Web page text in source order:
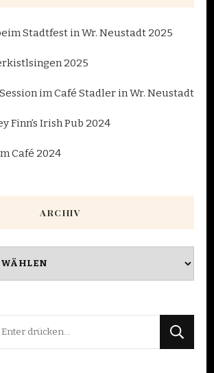
Stadtfest in Wr. Neustadt 2025
2025
Session im Café Stadler in Wr. Neustadt
Finn’s Irish Pub 2024
Café 2024
ARCHIV